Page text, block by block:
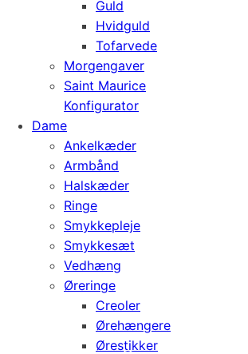
Guld
Hvidguld
Tofarvede
Morgengaver
Saint Maurice
Konfigurator
Dame
Ankelkæder
Armbånd
Halskæder
Ringe
Smykkepleje
Smykkesæt
Vedhæng
Øreringe
Creoler
Ørehængere
Ørestikker